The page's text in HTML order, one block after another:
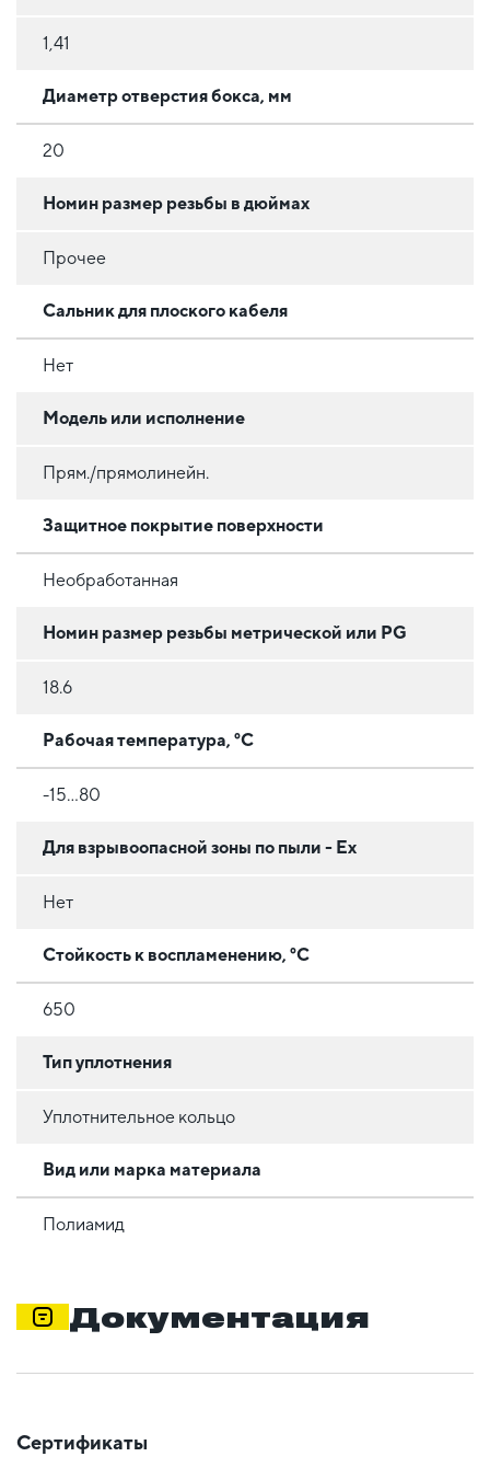
1,41
Диаметр отверстия бокса, мм
20
Номин размер резьбы в дюймах
Прочее
Сальник для плоского кабеля
Нет
Модель или исполнение
Прям./прямолинейн.
Защитное покрытие поверхности
Необработанная
Номин размер резьбы метрической или PG
18.6
Рабочая температура, °C
-15...80
Для взрывоопасной зоны по пыли - Ex
Нет
Стойкость к воспламенению, °C
650
Тип уплотнения
Уплотнительное кольцо
Вид или марка материала
Полиамид
Документация
Сертификаты